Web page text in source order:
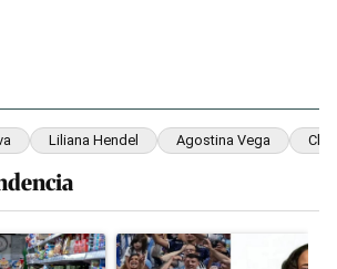
Liliana Hendel Agostina Vega
los artículos con más comentarios en los
con el título "La inflación en CABA
Un artículo de tendencia con